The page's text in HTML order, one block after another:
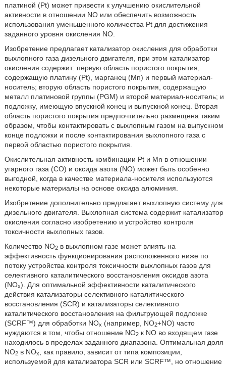
платиной (Pt) может привести к улучшению окислительной
активности в отношении NO или обеспечить возможность
использования уменьшенного количества Pt для достижения
заданного уровня окисления NO.
Изобретение предлагает катализатор окисления для обработки
выхлопного газа дизельного двигателя, при этом катализатор
окисления содержит: первую область пористого покрытия,
содержащую платину (Pt), марганец (Mn) и первый материал-
носитель; вторую область пористого покрытия, содержащую
металл платиновой группы (PGM) и второй материал-носитель; и
подложку, имеющую впускной конец и выпускной конец. Вторая
область пористого покрытия предпочтительно размещена таким
образом, чтобы контактировать с выхлопным газом на выпускном
конце подложки и после контактирования выхлопного газа с
первой областью пористого покрытия.
Окислительная активность комбинации Pt и Mn в отношении
угарного газа (CO) и оксида азота (NO) может быть особенно
выгодной, когда в качестве материала-носителя используются
некоторые материалы на основе оксида алюминия.
Изобретение дополнительно предлагает выхлопную систему для
дизельного двигателя. Выхлопная система содержит катализатор
окисления согласно изобретению и устройство контроля
токсичности выхлопных газов.
Количество NO2в выхлопном газе может влиять на
эффективность функционирования расположенного ниже по
потоку устройства контроля токсичности выхлопных газов для
селективного каталитического восстановления оксидов азота
(NOx). Для оптимальной эффективности каталитического
действия катализаторы селективного каталитического
восстановления (SCR) и катализаторы селективного
каталитического восстановления на фильтрующей подложке
(SCRF™) для обработки NOx (например, NO2+NO) часто
нуждаются в том, чтобы отношение NO2к NO во входящем газе
находилось в пределах заданного диапазона. Оптимальная доля
NO2в NOx
, как правило, зависит от типа композиции,
используемой для катализатора SCR или SCRF™, но отношение